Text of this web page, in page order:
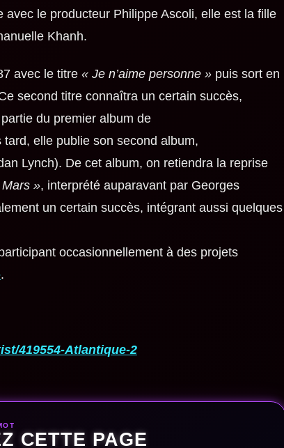
avec le producteur Philippe Ascoli, elle est la fille
Khanh.
avec le titre « Je n’aime personne »puis sort en
second titre connaîtra un certain succès,
du premier album de
elle publie son second album,
Lynch). De cet album, on retiendra la reprise
», interprété auparavant par Georges
un certain succès, intégrant aussi quelques
occasionnellement à des projets
.
419554-Atlantique-2
CETTE PAGE